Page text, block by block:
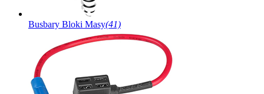
Busbary Bloki Masy(41)